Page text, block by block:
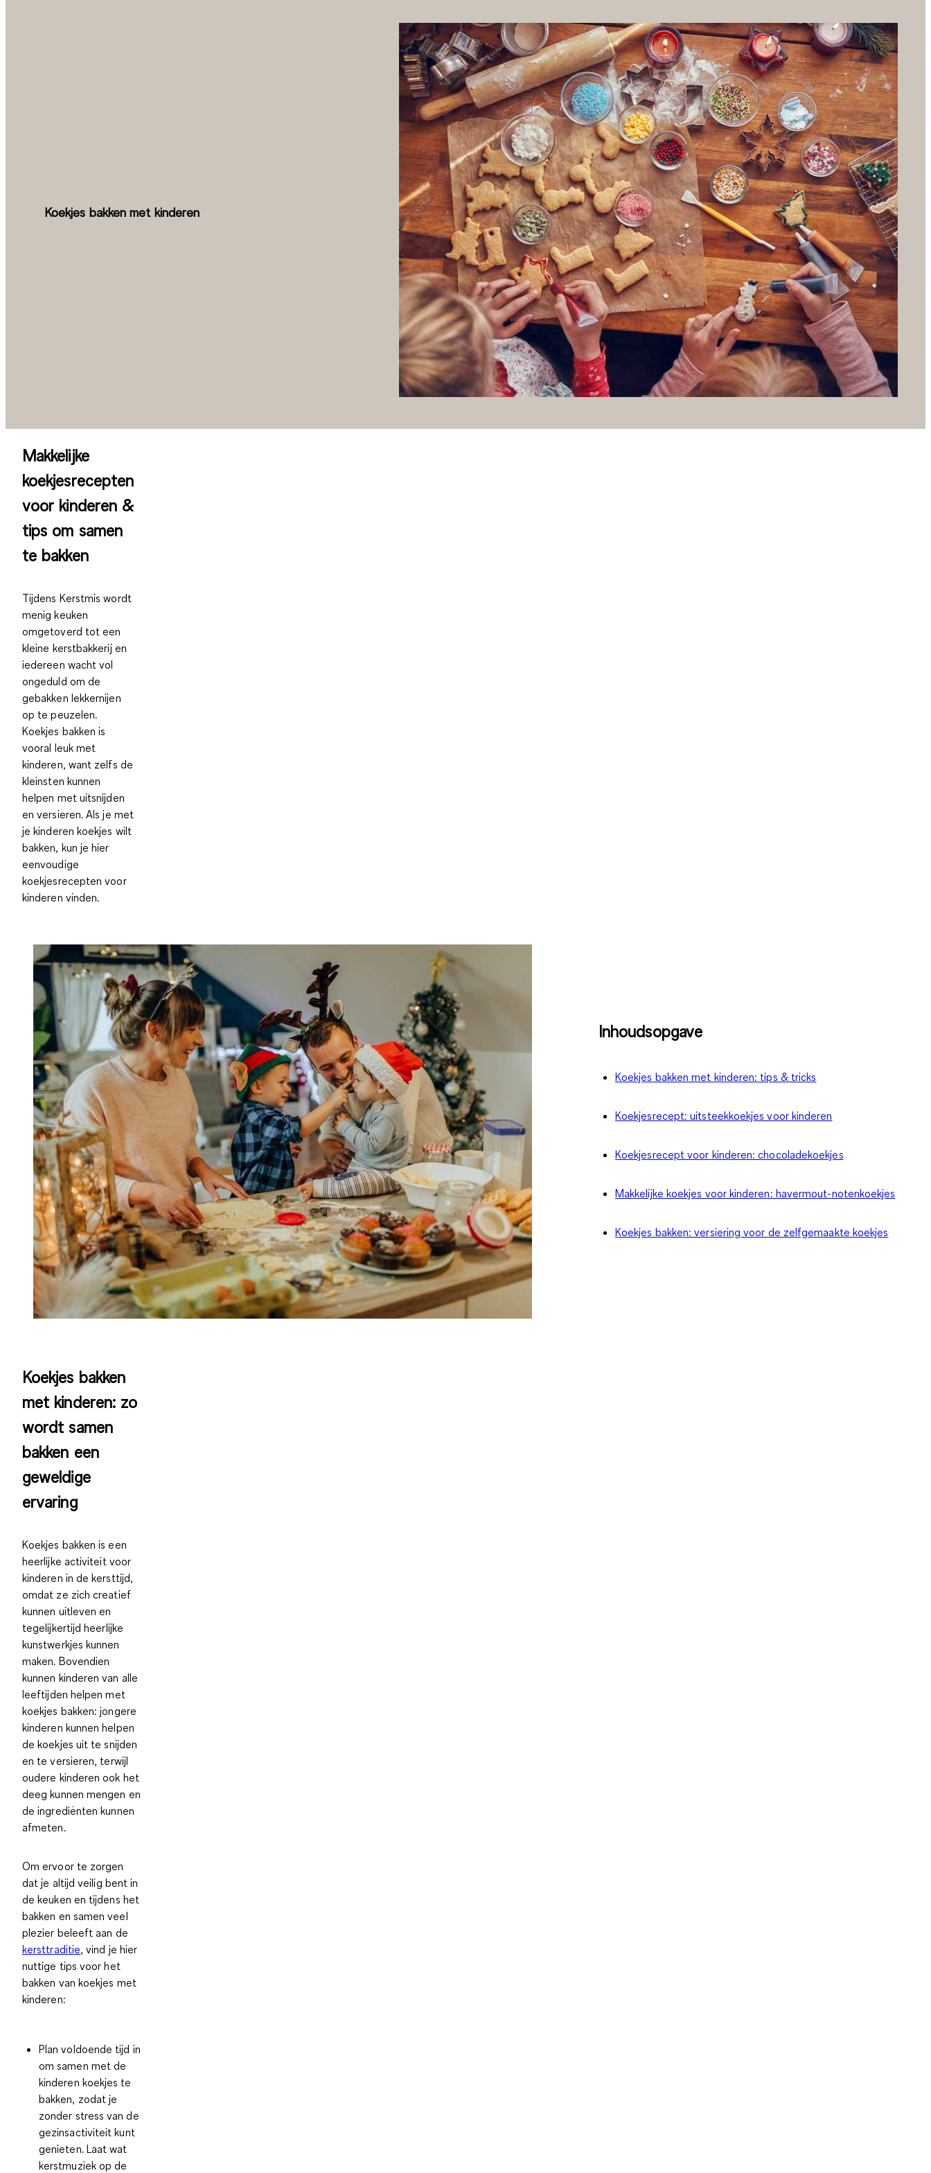
Koekjes bakken met kinderen
Makkelijke
koekjesrecepten
voor kinderen &
tips om samen
te bakken
Tijdens Kerstmis wordt
menig keuken
omgetoverd tot een
kleine kerstbakkerij en
iedereen wacht vol
ongeduld om de
gebakken lekkernijen
op te peuzelen.
Koekjes bakken is
vooral leuk met
kinderen, want zelfs de
kleinsten kunnen
helpen met uitsnijden
en versieren. Als je met
je kinderen koekjes wilt
bakken, kun je hier
eenvoudige
koekjesrecepten voor
kinderen vinden.
Inhoudsopgave
Koekjes bakken met kinderen: tips & tricks
Koekjesrecept: uitsteekkoekjes voor kinderen
Koekjesrecept voor kinderen: chocoladekoekjes
Makkelijke koekjes voor kinderen: havermout-notenkoekjes
Koekjes bakken: versiering voor de zelfgemaakte koekjes
Koekjes bakken
met kinderen: zo
wordt samen
bakken een
geweldige
ervaring
Koekjes bakken is een
heerlijke activiteit voor
kinderen in de kersttijd,
omdat ze zichcreatief
kunnen uitleven en
tegelijkertijdheerlijke
kunstwerkjes kunnen
maken. Bovendien
kunnen kinderen van alle
leeftijden helpen met
koekjes bakken: jongere
kinderen kunnen helpen
de koekjes uit te snijden
en te versieren, terwijl
oudere kinderen ook het
deeg kunnen mengen en
de ingrediënten kunnen
afmeten.
Om ervoor te zorgen
dat je altijd veilig bent in
de keuken en tijdens het
bakken en samen veel
plezier beleeft aan de
kersttraditie, vind je hier
nuttige tips voor het
bakken van koekjes met
kinderen:
Plan voldoende tijd in
om samen met de
kinderen koekjes te
bakken, zodat je
zonder stress van de
gezinsactiviteit kunt
genieten. Laat wat
kerstmuziek op de